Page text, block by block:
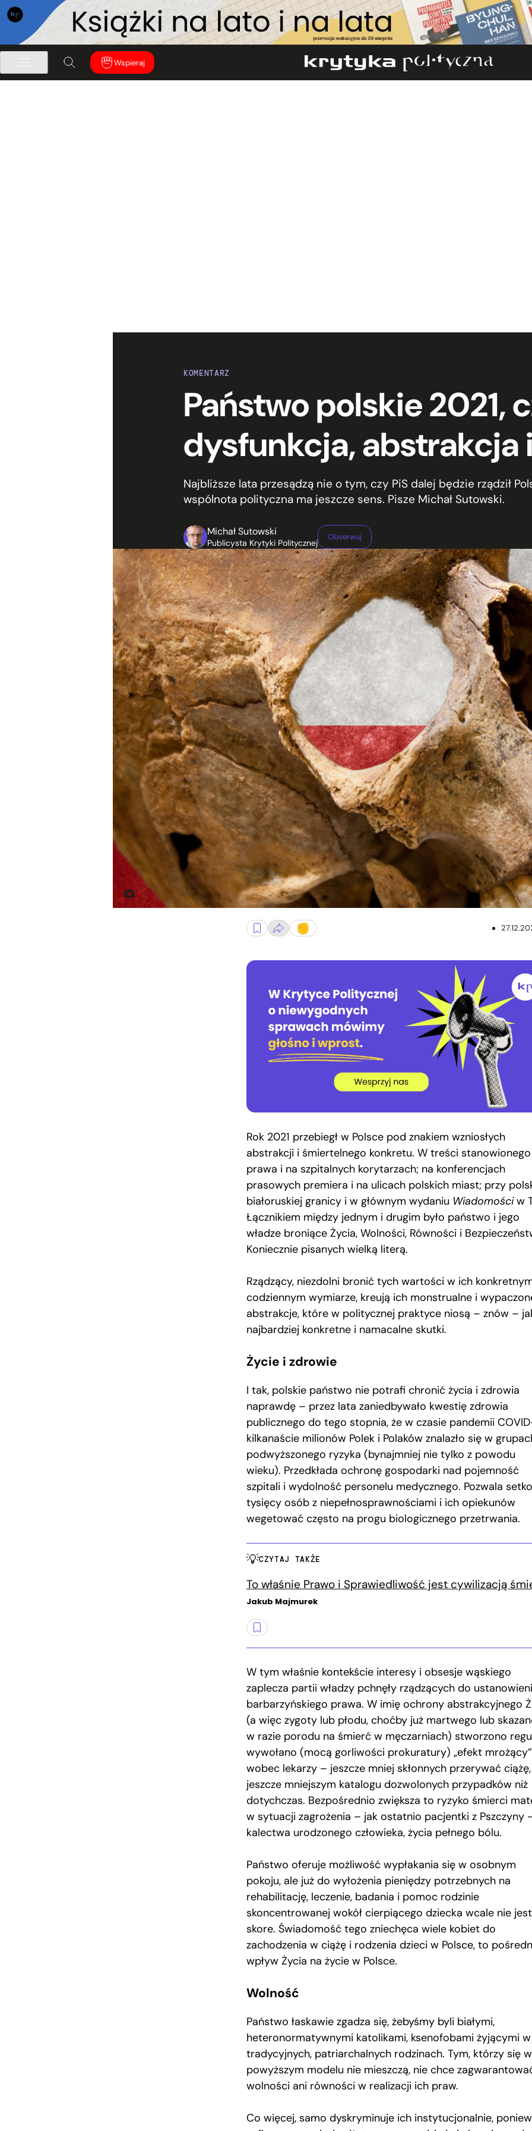
Wspieraj
KOMENTARZ
Państwo polskie 2021,
dysfunkcja, abstrakcja
Najbliższe lata przesądzą nie o tym, czy PiS dalej będzie rządził
wspólnota polityczna ma jeszcze sens. Pisze Michał Sutowski.
Michał Sutowski
Publicysta Krytyki Politycznej
Obserwuj
Fot. Paul S., Nicolas Raymond/Flickr.com. Ed. KP
Rok 2021 przebiegł w Polsce pod znakiem wzniosłych
abstrakcji i śmiertelnego konkretu. W treści stanowionego
prawa i na szpitalnych korytarzach; na konferencjach
prasowych premiera i na ulicach polskich miast; przy
białoruskiej granicy i w głównym wydaniu Wiadomościw
Łącznikiem między jednym i drugim było państwo i jego
władze broniące Życia, Wolności, Równości i
Koniecznie pisanych wielką literą.
Rządzący, niezdolni bronić tych wartości w ich
codziennym wymiarze, kreują ich monstrualne i
abstrakcje, które w politycznej praktyce niosą – znów –
najbardziej konkretne i namacalne skutki.
Życie i zdrowie
I tak, polskie państwo nie potrafi chronić życia i zdrowia
naprawdę – przez lata zaniedbywało kwestię zdrowia
publicznego do tego stopnia, że w czasie pandemii
kilkanaście milionów Polek i Polaków znalazło się w
podwyższonego ryzyka (bynajmniej nie tylko z powodu
wieku). Przedkłada ochronę gospodarki nad pojemność
szpitali i wydolność personelu medycznego. Pozwala
tysięcy osób z niepełnosprawnościami i ich opiekunów
wegetować często na progu biologicznego przetrwania.
CZYTAJ TAKŻE
To właśnie Prawo i Sprawiedliwość jest cywilizacją
Jakub Majmurek
W tym właśnie kontekście interesy i obsesje wąskiego
zaplecza partii władzy pchnęły rządzących do
barbarzyńskiego prawa. W imię ochrony abstrakcyjnego
(a więc zygoty lub płodu, choćby już martwego lub
w razie porodu na śmierć w męczarniach) stworzono
wywołano (mocą gorliwości prokuratury) „efekt mrożący”
wobec lekarzy – jeszcze mniej skłonnych przerywać
jeszcze mniejszym katalogu dozwolonych przypadków niż
dotychczas. Bezpośrednio zwiększa to ryzyko śmierci
w sytuacji zagrożenia – jak ostatnio pacjentki z Pszczyny
kalectwa urodzonego człowieka, życia pełnego bólu.
Państwo oferuje możliwość wypłakania się w osobnym
pokoju, ale już do wyłożenia pieniędzy potrzebnych na
rehabilitację, leczenie, badania i pomoc rodzinie
skoncentrowanej wokół cierpiącego dziecka wcale nie jest
skore. Świadomość tego zniechęca wiele kobiet do
zachodzenia w ciążę i rodzenia dzieci w Polsce, to
wpływ Życia na życie w Polsce.
Wolność
Państwo łaskawie zgadza się, żebyśmy byli białymi,
heteronormatywnymi katolikami, ksenofobami żyjącymi w
tradycyjnych, patriarchalnych rodzinach. Tym, którzy się w
powyższym modelu nie mieszczą, nie chce
wolności ani równości w realizacji ich praw.
Co więcej, samo dyskryminuje ich instytucjonalnie,